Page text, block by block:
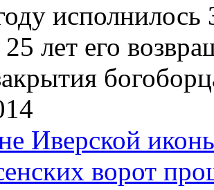
исполнилось
лет его
Иверской
ворот